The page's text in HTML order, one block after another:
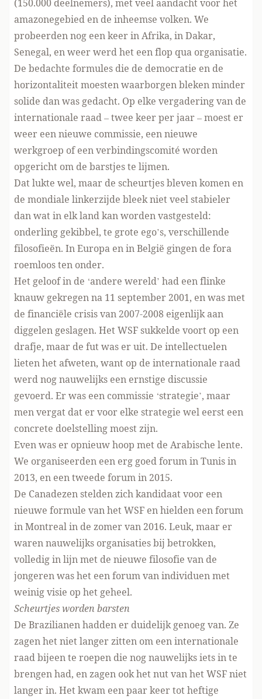
(150.000 deelnemers), met veel aandacht voor het
amazonegebied en de inheemse volken. We
probeerden nog een keer in Afrika, in Dakar,
Senegal, en weer werd het een flop qua organisatie.
De bedachte formules die de democratie en de
horizontaliteit moesten waarborgen bleken minder
solide dan was gedacht. Op elke vergadering van de
internationale raad – twee keer per jaar – moest er
weer een nieuwe commissie, een nieuwe
werkgroep of een verbindingscomité worden
opgericht om de barstjes te lijmen.
Dat lukte wel, maar de scheurtjes bleven komen en
de mondiale linkerzijde bleek niet veel stabieler
dan wat in elk land kan worden vastgesteld:
onderling gekibbel, te grote ego’s, verschillende
filosofieën. In Europa en in België gingen de fora
roemloos ten onder.
Het geloof in de ‘andere wereld’ had een flinke
knauw gekregen na 11 september 2001, en was met
de financiële crisis van 2007-2008 eigenlijk aan
diggelen geslagen. Het WSF sukkelde voort op een
drafje, maar de fut was er uit. De intellectuelen
lieten het afweten, want op de internationale raad
werd nog nauwelijks een ernstige discussie
gevoerd. Er was een commissie ‘strategie’, maar
men vergat dat er voor elke strategie wel eerst een
concrete doelstelling moest zijn.
Even was er opnieuw hoop met de Arabische lente.
We organiseerden een erg goed forum in Tunis in
2013, en een tweede forum in 2015.
De Canadezen stelden zich kandidaat voor een
nieuwe formule van het WSF en hielden een forum
in Montreal in de zomer van 2016. Leuk, maar er
waren nauwelijks organisaties bij betrokken,
volledig in lijn met de nieuwe filosofie van de
jongeren was het een forum van individuen met
weinig visie op het geheel.
Scheurtjes worden barsten
De Brazilianen hadden er duidelijk genoeg van. Ze
zagen het niet langer zitten om een internationale
raad bijeen te roepen die nog nauwelijks iets in te
brengen had, en zagen ook het nut van het WSF niet
langer in. Het kwam een paar keer tot heftige